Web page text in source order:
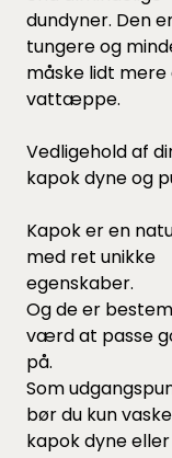
dundyner. Den
tungere og
måske lidt mere
vattæppe.
Vedligehold af
kapok dyne og
Kapok er en
med ret unikke
egenskaber.
Og de er
værd at passe
på.
Som
bør du kun
kapok dyne